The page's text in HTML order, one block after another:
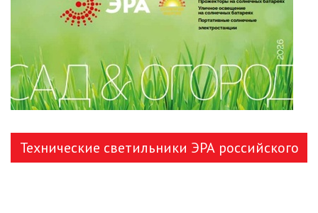
Технические светильники ЭРА российского